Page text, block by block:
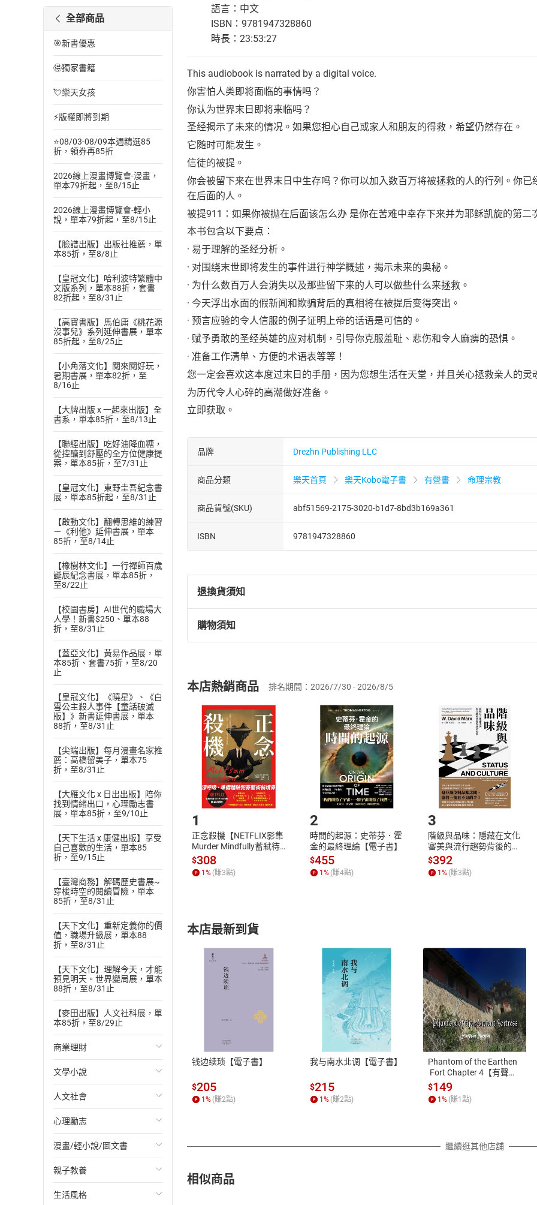
全部商品
🎯新書優惠
🉐獨家書籍
💘樂天女孩
⚡版權即將到期
⭐08/03-08/09本週精選85
折，領券再85折
2026線上漫畫博覽會-漫畫，
單本79折起，至8/15止
2026線上漫畫博覽會-輕小
說，單本79折起，至8/15止
【臉譜出版】出版社推薦，單
本85折，至8/8止
【皇冠文化】哈利波特繁體中
文版系列，單本88折，套書
82折起，至8/31止
【高寶書版】馬伯庸《桃花源
沒事兒》系列延伸書展，單本
85折起，至8/25止
【小角落文化】閱來閱好玩，
暑期書展，單本82折，至
8/16止
【大牌出版 x 一起來出版】全
書系，單本85折，至8/13止
【聯經出版】吃好油降血糖，
從控醣到舒壓的全方位健康提
案，單本85折，至7/31止
【皇冠文化】東野圭吾紀念書
展，單本85折起，至8/31止
【啟動文化】翻轉思維的練習
－《利他》延伸書展，單本
85折，至8/14止
【橡樹林文化】一行禪師百歲
誕辰紀念書展，單本85折，
至8/22止
【校園書房】AI世代的職場大
人學！新書$250、單本88
折，至8/31止
【蓋亞文化】黃易作品展，單
本85折、套書75折，至8/20
止
【皇冠文化】《曉星》、《白
雪公主殺人事件【童話破滅
版】》新書延伸書展，單本
88折，至8/31止
【尖端出版】每月漫畫名家推
薦：高橋留美子，單本75
折，至8/31止
【大雁文化 x 日出出版】陪你
找到情緒出口，心理勵志書
展，單本85折，至9/10止
【天下生活 x 康健出版】享受
自己喜歡的生活，單本85
折，至9/15止
【臺灣商務】解碼歷史書展~
穿梭時空的閱讀冒險，單本
85折，至8/31止
【天下文化】重新定義你的價
值，職場升級展，單本88
折，至8/31止
【天下文化】理解今天，才能
預見明天。世界變局展，單本
88折，至8/31止
【麥田出版】人文社科展，單
本85折，至8/29止
商業理財
投資理財
經濟/趨勢
財務/金融
管理/領導
職場工作術
成功法
文學小說
歐美文學
日本文學
韓國文學
華文文學
經典文學
人文社會
國際關係
政治
社會科學
台灣/中國歷史
心理勵志
心靈成長/情緒
人際關係
兩性關係
漫畫/輕小說/圖文書
輕小說
奇幻/科幻
親子教養
教育現場
生活風格
語言：中文
ISBN：9781947328860
時長：23:53:27
This audiobook is narrated by a digital voice.
你害怕人类即将面临的事情吗？
你认为世界末日即将来临吗？
圣经揭示了未来的情况。如果您担心自己或家人和朋友的得救，希望仍然存在。
它随时可能发生。
信徒的被提。
你会被留下来在世界末日中生存吗？你可以加入数百万将被拯救的人的行列。你
在后面的人。
被提911：如果你被抛在后面该怎么办 是你在苦难中幸存下来并为耶稣凯旋的第二
本书包含以下要点：
· 易于理解的圣经分析。
· 对围绕末世即将发生的事件进行神学概述，揭示未来的奥秘。
· 为什么数百万人会消失以及那些留下来的人可以做些什么来拯救。
· 今天浮出水面的假新闻和欺骗背后的真相将在被提后变得突出。
· 预言应验的令人信服的例子证明上帝的话语是可信的。
· 赋予勇敢的圣经英雄的应对机制，引导你克服羞耻、悲伤和令人麻痹的恐惧。
· 准备工作清单、方便的术语表等等！
您一定会喜欢这本度过末日的手册，因为您想生活在天堂，并且关心拯救亲人的灵
为历代令人心碎的高潮做好准备。
立即获取。
品牌 Drezhn Publishing LLC
商品分類 樂天首頁 樂天Kobo電子書 有聲書 命理宗教
商品貨號(SKU) abf51569-2175-3020-b1d7-8bd3b169a361
ISBN 9781947328860
退換貨須知
退換貨規定：
(一)依消費者保護法第19條第1項後段暨通訊交易解除權合理例外情事適用
(二)消費者訂購本店鋪之商品即代表知悉本店鋪所銷售之商品為電子書，
且已下載/存取電子書，不得請求退貨退款。
退貨方式：您欲取消訂單或辦理退貨時，請登入樂天市場，並於「我的訂單
貨」，本店鋪將依您的申請進行審核，待審核通過後將為您辦理退款事宜。
請注意，樂天市場須以整筆訂單為單位進行取消/退貨，恕無法以單支商品取
購物須知
挑選商品
Choose
放入購物車
Shopping cart
登入帳號
Login
購書後，如何開始使用？
Step1.選擇閱讀載具 Step2.登入
付款方式
ATM轉帳、信用卡、LINE PAY、AFTEE
退換貨規範
本店是否提供消費者保護法七日猶
之權利，遽消費者保護法及通訊交
除權合理例外情事適用準則，依商
質各有不同規定。詳細退換貨說明
照各商品說明。
本店熱銷商品 排名期間：2026/7/30 - 2026/8/5
1
正念殺機【NETFLIX影集
Murder Mindfully蓄弒待
發】【電子書】
$308
1 % (賺3點)
2
時間的起源：史蒂芬．霍
金的最終理論【電子書】
$455
1 % (賺4點)
3
階級與品味：隱藏在文化
審美與流行趨勢背後的地
位渴望【電子書】
$392
1 % (賺3點)
本店最新到貨
钱边续琐【電子書】
$205
1% (賺2點)
我与南水北调【電子書】
$215
1% (賺2點)
Phantom of the Earthen
Fort Chapter 4【有聲
書】
$149
1% (賺1點)
繼續逛其他店舖
相似商品